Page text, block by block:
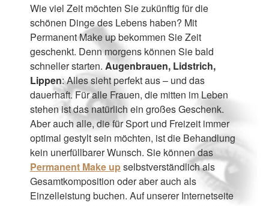
Wie viel Zeit möchten Sie zukünftig für die
schönen Dinge des Lebens haben? Mit
Permanent Make up bekommen Sie Zeit
geschenkt. Denn morgens können Sie bald
schneller starten. Augenbrauen, Lidstrich,
Lippen: Alles sieht perfekt aus – und das
dauerhaft. Für alle Frauen, die mitten im Leben
stehen ist das natürlich ein großes Geschenk.
Aber auch alle, die für Sport und Freizeit immer
optimal gestylt sein möchten, ist die Behandlung
kein unerfüllbarer Wunsch. Sie können das
Permanent Make upselbstverständlich als
Gesamtkomposition oder aber auch als
Einzelleistung buchen. Auf unserer Internetseite